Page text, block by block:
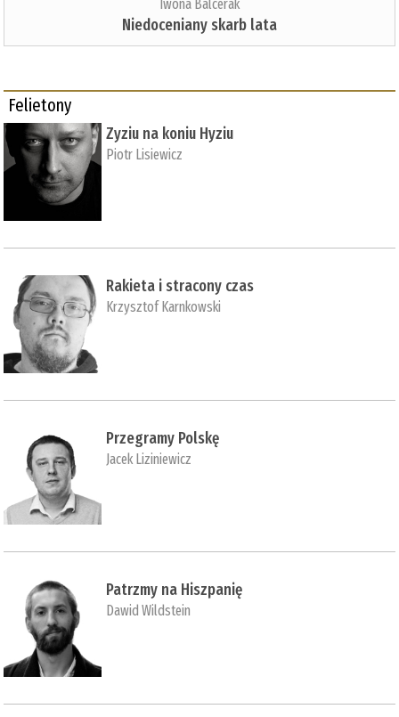
Iwona Balcerak
Niedoceniany skarb lata
Felietony
Zyziu na koniu Hyziu
Piotr Lisiewicz
Rakieta i stracony czas
Krzysztof Karnkowski
Przegramy Polskę
Jacek Liziniewicz
Patrzmy na Hiszpanię
Dawid Wildstein